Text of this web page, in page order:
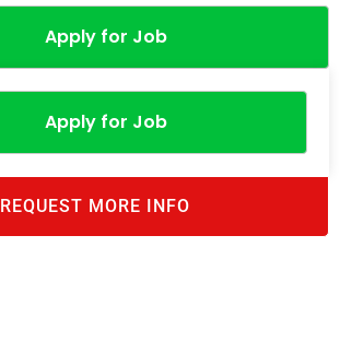
Apply for Job
Apply for Job
REQUEST MORE INFO